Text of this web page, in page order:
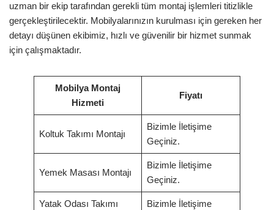
uzman bir ekip tarafından gerekli tüm montaj işlemleri titizlikle
gerçekleştirilecektir. Mobilyalarınızın kurulması için gereken her
detayı düşünen ekibimiz, hızlı ve güvenilir bir hizmet sunmak
için çalışmaktadır.
Mobilya Montaj
Hizmeti
Fiyatı
Koltuk Takımı Montajı
Bizimle İletişime
Geçiniz.
Yemek Masası Montajı
Bizimle İletişime
Geçiniz.
Yatak Odası Takımı
Bizimle İletişime